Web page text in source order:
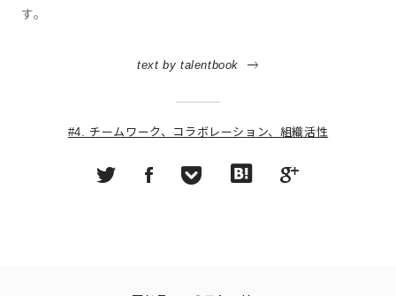
す。
text by talentbook
#4. チームワーク、コラボレーション、組織活性